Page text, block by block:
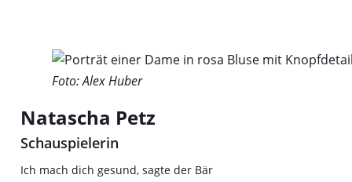
Foto: Alex Huber
Natascha Petz
Schauspielerin
Ich mach dich gesund, sagte der Bär